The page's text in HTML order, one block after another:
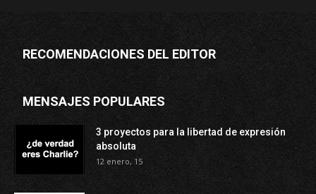
RECOMENDACIONES DEL EDITOR
MENSAJES POPULARES
3 proyectos para la libertad de expresión
absoluta
12 enero, 15